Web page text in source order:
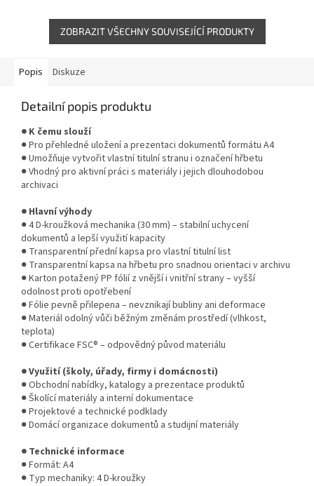
a manuály s...
ZOBRAZIT VŠECHNY SOUVISEJÍCÍ PRODUKTY
Popis Diskuze
Detailní popis produktu
● K čemu slouží
● Pro přehledné uložení a prezentaci dokumentů formátu A4
● Umožňuje vytvořit vlastní titulní stranu i označení hřbetu
● Vhodný pro aktivní práci s materiály i jejich dlouhodobou
archivaci
● Hlavní výhody
● 4 D-kroužková mechanika (30 mm) – stabilní uchycení
dokumentů a lepší využití kapacity
● Transparentní přední kapsa pro vlastní titulní list
● Transparentní kapsa na hřbetu pro snadnou orientaci v archivu
● Karton potažený PP fólií z vnější i vnitřní strany – vyšší
odolnost proti opotřebení
● Fólie pevně přilepena – nevznikají bubliny ani deformace
● Materiál odolný vůči běžným změnám prostředí (vlhkost,
teplota)
● Certifikace FSC® – odpovědný původ materiálu
● Využití (školy, úřady, firmy i domácnosti)
● Obchodní nabídky, katalogy a prezentace produktů
● Školící materiály a interní dokumentace
● Projektové a technické podklady
● Domácí organizace dokumentů a studijní materiály
● Technické informace
● Formát: A4
● Typ mechaniky: 4 D-kroužky